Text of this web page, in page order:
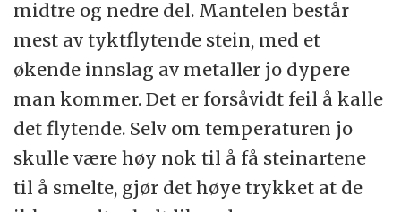
midtre og nedre del. Mantelen består
mest av tyktflytende stein, med et
økende innslag av metaller jo dypere
man kommer. Det er forsåvidt feil å kalle
det flytende. Selv om temperaturen jo
skulle være høy nok til å få steinartene
til å smelte, gjør det høye trykket at de